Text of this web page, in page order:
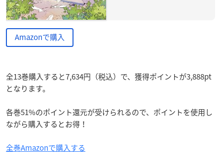
Amazonで購入
全13巻購入すると7,634円（税込）で、獲得ポイントが3,888pt
となります。
各巻51%のポイント還元が受けられるので、ポイントを使用し
ながら購入するとお得！
全巻Amazonで購入する